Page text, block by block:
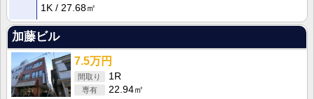
1K
27.68㎡
加藤ビル
7.5万円
1R
22.94㎡